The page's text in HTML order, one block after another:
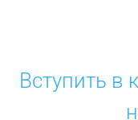
Вступить в